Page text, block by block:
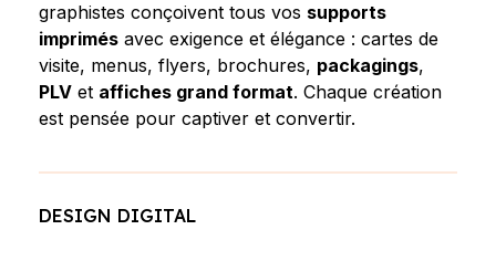
graphistes conçoivent tous vos supports
imprimés avec exigence et élégance : cartes de
visite, menus, flyers, brochures, packagings,
PLV et affiches grand format. Chaque création
est pensée pour captiver et convertir.
DESIGN DIGITAL